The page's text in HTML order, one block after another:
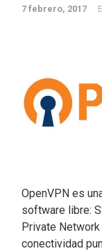
7 febrero, 2017
OpenVPN es
software libre:
Private
conectividad